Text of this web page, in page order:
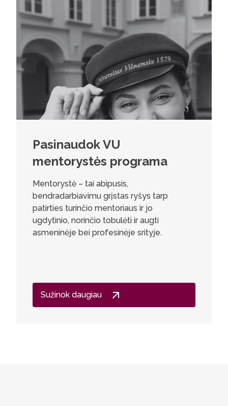
Pasinaudok VU
mentorystės programa
Mentorystė – tai abipusis,
bendradarbiavimu grįstas ryšys tarp
patirties turinčio mentoriaus ir jo
ugdytinio, norinčio tobulėti ir augti
asmeninėje bei profesinėje srityje.
Sužinok daugiau